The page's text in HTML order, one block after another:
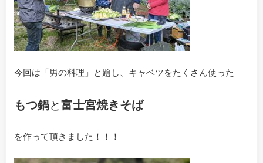
今回は「男の料理」と題し、キャベツをたくさん使った
もつ鍋と富士宮焼きそば
を作って頂きました！！！